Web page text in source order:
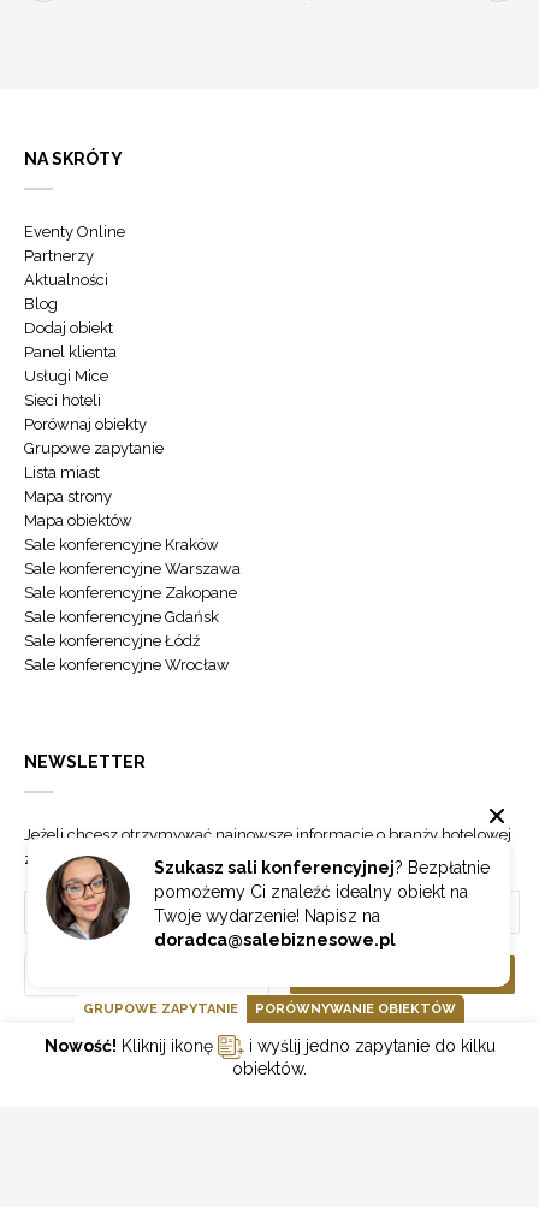
Szukasz sali konferencyjnej? Bezpłatnie
pomożemy Ci znaleźć idealny obiekt na
Twoje wydarzenie! Napisz na
doradca@salebiznesowe.pl
NA SKRÓTY
Eventy Online
Partnerzy
Aktualności
Blog
Dodaj obiekt
Panel klienta
Usługi Mice
Sieci hoteli
Porównaj obiekty
Grupowe zapytanie
Lista miast
Mapa strony
Mapa obiektów
Sale konferencyjne Kraków
Sale konferencyjne Warszawa
Sale konferencyjne Zakopane
Sale konferencyjne Gdańsk
Sale konferencyjne Łódź
Sale konferencyjne Wrocław
NEWSLETTER
Jeżeli chcesz otrzymywać najnowsze informacje o branży hotelowej
zapisz się do naszego newslettera.
GOONLINE.PL SPÓŁKA Z OGRANICZONĄ ODPOWIEDZIALNOŚCIĄ SP.K.
GRUPOWE ZAPYTANIE PORÓWNYWANIE OBIEKTÓW
Nowość! Kliknij ikonę
i wyślij jedno zapytanie do kilku
obiektów.